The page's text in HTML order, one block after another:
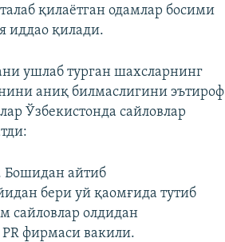
қилаётган одамлар босими
иддао қилади.
ушлаб турган шахсларнинг
аниқ билмаслигини эътироф
Ўзбекистонда сайловлар
Бошидан айтиб
бери уй қаомғида тутиб
сайловлар олдидан
фирмаси вакили.